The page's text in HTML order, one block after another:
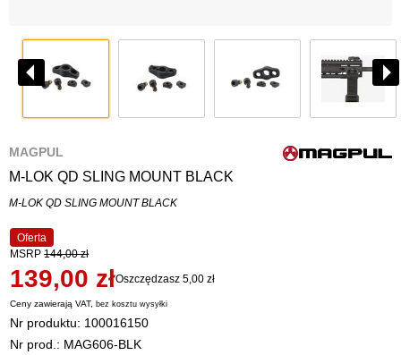
MAGPUL
M-LOK QD SLING MOUNT BLACK
M-LOK QD SLING MOUNT BLACK
Oferta
MSRP 144,00 zł
139,00 złOszczędzasz 5,00 zł
Ceny zawierają VAT,bez kosztuwysyłki
Nr produktu: 100016150
Nr prod.: MAG606-BLK